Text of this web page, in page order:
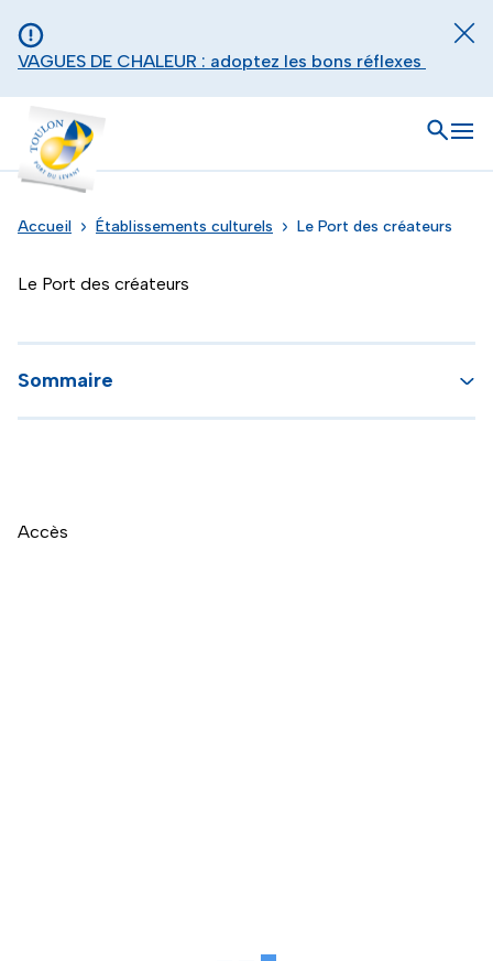
VAGUES DE CHALEUR : adoptez les bons réflexes
Toulon - Port du levant, retour à l'accueil
Ouvrir
Accueil Établissements culturels Le Port des créateurs
Le Port des créateurs
Sommaire
Accès